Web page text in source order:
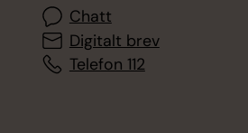
Chatt
Digitalt brev
Telefon 112